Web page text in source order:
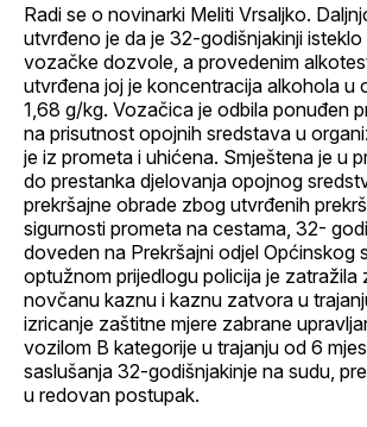
Radi se o novinarki Meliti Vrsaljko.
utvrđeno je da je 32-godišnjakinji
vozačke dozvole, a provedenim
utvrđena joj je koncentracija alkohola u
1,68 g/kg. Vozačica je odbila ponuđen
na prisutnost opojnih sredstava u
je iz prometa i uhićena. Smještena je u
do prestanka djelovanja opojnog
prekršajne obrade zbog utvrđenih
sigurnosti prometa na cestama, 32-
doveden na Prekršajni odjel Općinskog
optužnom prijedlogu policija je zatražila
novčanu kaznu i kaznu zatvora u
izricanje zaštitne mjere zabrane
vozilom B kategorije u trajanju od 6
saslušanja 32-godišnjakinje na sudu,
u redovan postupak.